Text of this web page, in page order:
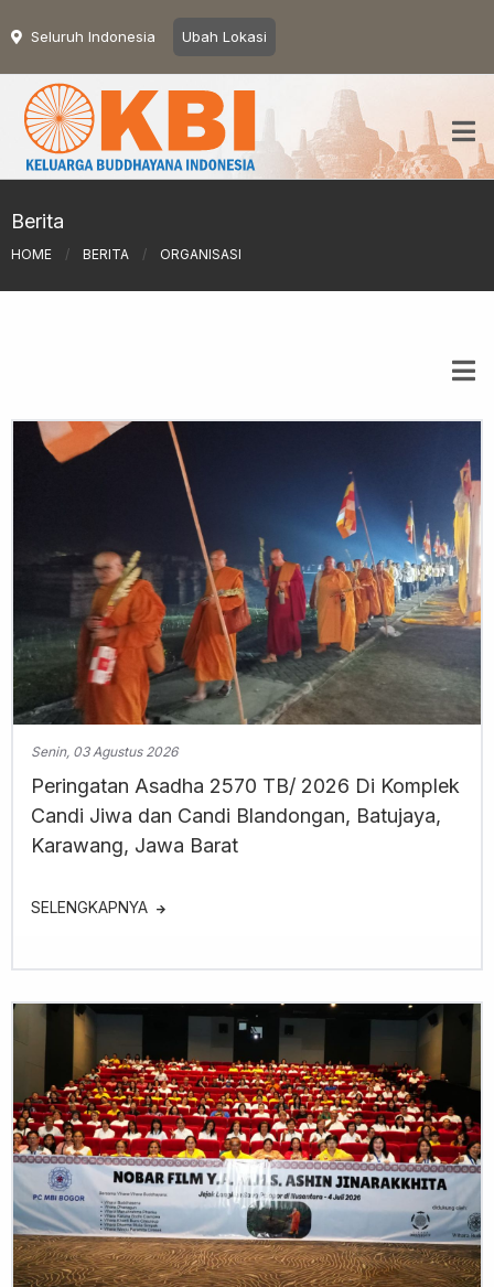
Seluruh Indonesia Ubah Lokasi
Berita
HOME / BERITA / ORGANISASI
Senin, 03 Agustus 2026
Peringatan Asadha 2570 TB/ 2026 Di Komplek
Candi Jiwa dan Candi Blandongan, Batujaya,
Karawang, Jawa Barat
SELENGKAPNYA